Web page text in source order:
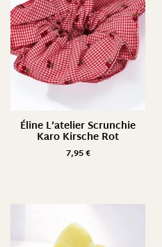
Éline L’atelier Scrunchie
Karo Kirsche Rot
7,95€